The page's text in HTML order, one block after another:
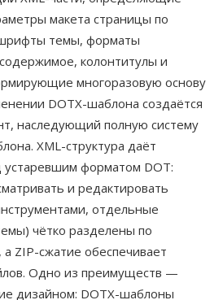
макета страницы по
темы, форматы
колонтитулы и
многоразовую основу
DOTX-шаблона создаётся
наследующий полную систему
XML-структура даёт
форматом DOT:
и редактировать
отдельные
чётко разделены по
ZIP-сжатие обеспечивает
Одно из преимуществ —
дизайном: DOTX-шаблоны